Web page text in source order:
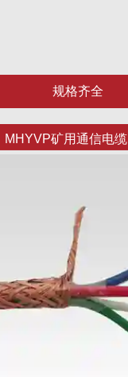
规格齐全
MHYVP矿用通信电缆